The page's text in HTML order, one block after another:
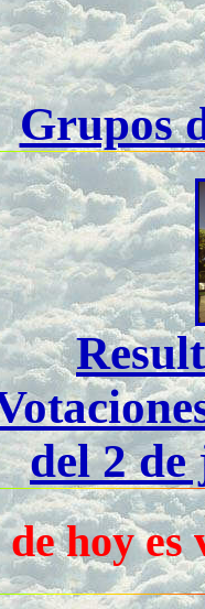
Grupos
del 2 de
es